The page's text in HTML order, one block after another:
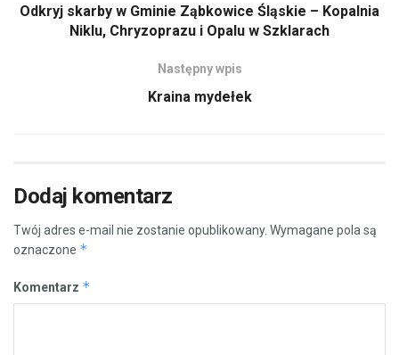
Odkryj skarby w Gminie Ząbkowice Śląskie – Kopalnia
Niklu, Chryzoprazu i Opalu w Szklarach
Następny wpis
Kraina mydełek
Dodaj komentarz
Twój adres e-mail nie zostanie opublikowany. Wymagane pola są
oznaczone *
Komentarz *